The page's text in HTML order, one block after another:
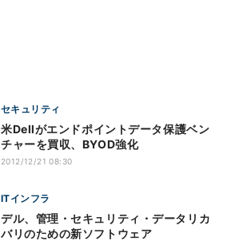
セキュリティ
米Dellがエンドポイントデータ保護ベン
チャーを買収、BYOD強化
2012/12/21 08:30
ITインフラ
デル、管理・セキュリティ・データリカ
バリのための新ソフトウェア